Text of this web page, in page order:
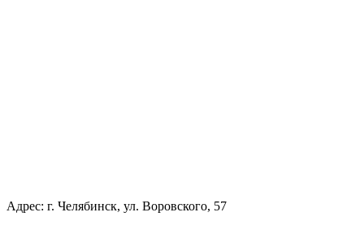
Адрес: г. Челябинск, ул. Воровского, 57